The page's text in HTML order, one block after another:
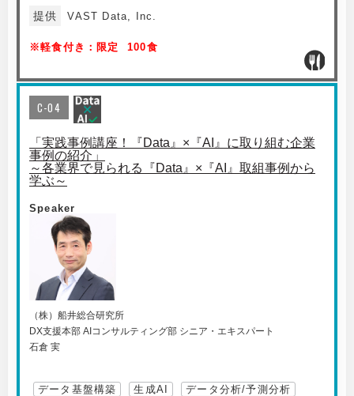
提供 VAST Data, Inc.
※軽食付き：限定 100食
C-04
「実践事例講座！『Data』×『AI』に取り組む企業
事例の紹介」
～各業界で見られる『Data』×『AI』取組事例から
学ぶ～
Speaker
（株）船井総合研究所
DX支援本部 AIコンサルティング部 シニア・エキスパート
石倉 実
データ基盤構築 生成AI データ分析/予測分析